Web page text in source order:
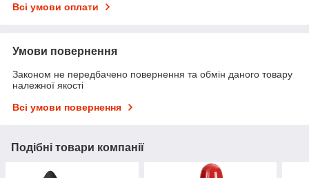
Всі умови оплати
Умови повернення
Законом не передбачено повернення та обмін даного товару
належної якості
Всі умови повернення
Подібні товари компанії